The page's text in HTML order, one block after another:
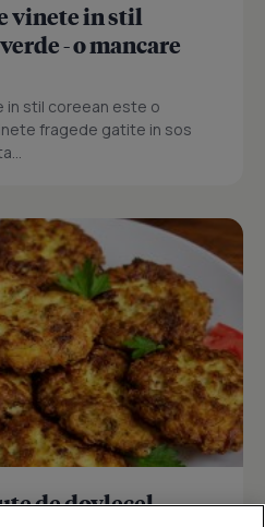
vinete in stil
- o mancare
in stil coreean este o
fragede gatite in sos
de dovlecel